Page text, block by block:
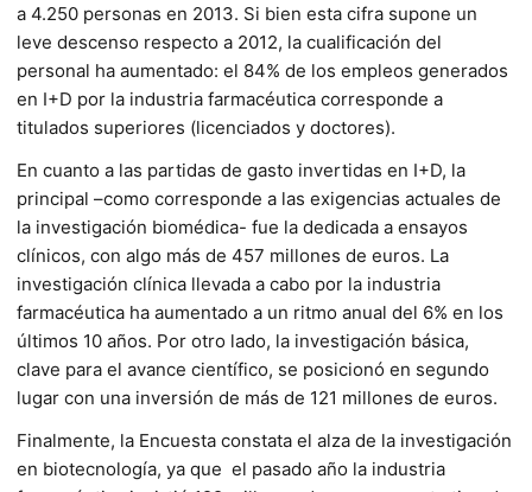
a 4.250 personas en 2013. Si bien esta cifra supone un
leve descenso respecto a 2012, la cualificación del
personal ha aumentado: el 84% de los empleos generados
en I+D por la industria farmacéutica corresponde a
titulados superiores (licenciados y doctores).
En cuanto a las partidas de gasto invertidas en I+D, la
principal –como corresponde a las exigencias actuales de
la investigación biomédica- fue la dedicada a ensayos
clínicos, con algo más de 457 millones de euros. La
investigación clínica llevada a cabo por la industria
farmacéutica ha aumentado a un ritmo anual del 6% en los
últimos 10 años. Por otro lado, la investigación básica,
clave para el avance científico, se posicionó en segundo
lugar con una inversión de más de 121 millones de euros.
Finalmente, la Encuesta constata el alza de la investigación
en biotecnología, ya que el pasado año la industria